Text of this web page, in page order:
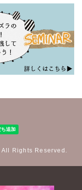
All Rights Reserved.